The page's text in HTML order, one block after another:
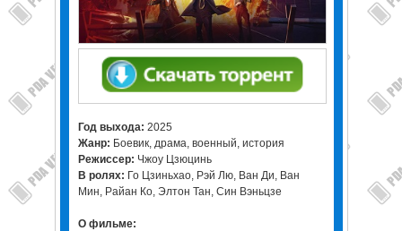
Год выхода: 2025
Жанр: Боевик, драма, военный, история
Режиссер: Чжоу Цзюцинь
В ролях: Го Цзиньхао, Рэй Лю, Ван Ди, Ван
Мин, Райан Ко, Элтон Тан, Син Вэньцзе
О фильме: